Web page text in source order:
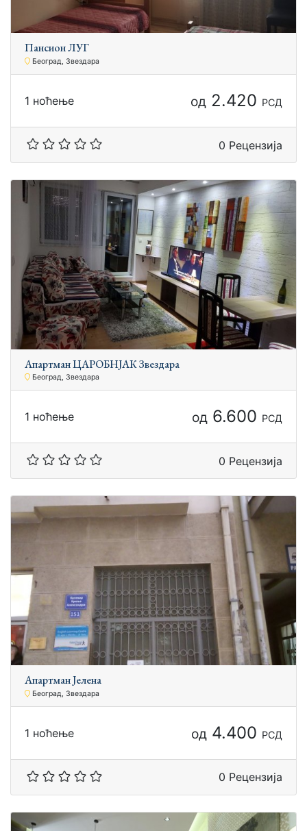
Пансион ЛУГ
Београд, Звездара
1 ноћење од 2.420 РСД
0 Рецензија
Апартман ЦАРОБНЈАК Звездара
Београд, Звездара
1 ноћење од 6.600 РСД
0 Рецензија
Aпартман Јелена
Београд, Звездара
1 ноћење од 4.400 РСД
0 Рецензија